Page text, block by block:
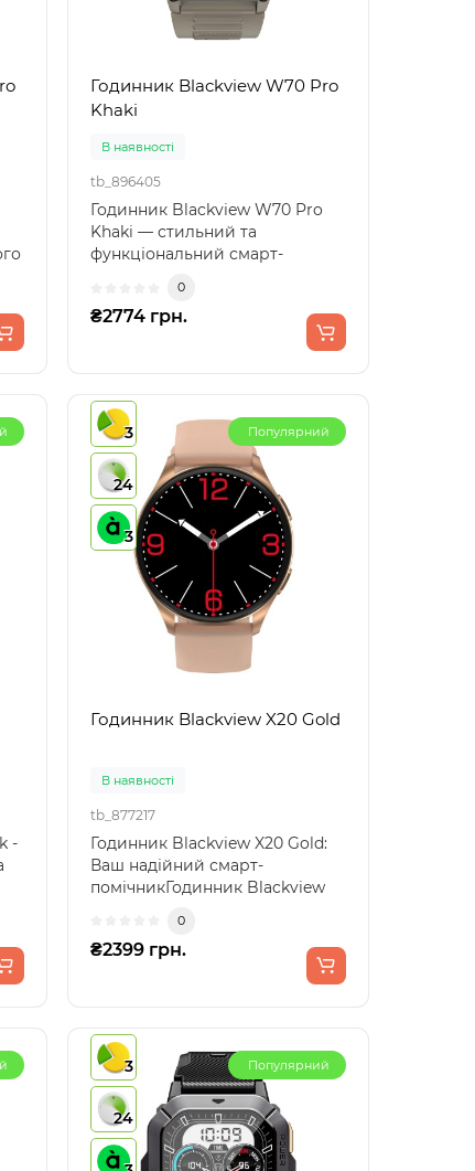
Годинник Blackview W70 Pro
Khaki
В наявності
tb_896405
Годинник Blackview W70 Pro
Khaki — стильний та
функціональний смарт-
0
₴2774 грн.
-
3
24
3
Популярний
Годинник Blackview X20 Gold
В наявності
tb_877217
Годинник Blackview X20 Gold:
Ваш надійний смарт-
помічникГодинник Blackview
0
₴2399 грн.
3
24
Популярний